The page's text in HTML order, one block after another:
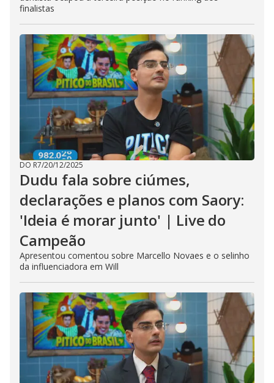
finalistas
DO R7/20/12/2025
Dudu fala sobre ciúmes,
declarações e planos com Saory:
'Ideia é morar junto' | Live do
Campeão
Apresentou comentou sobre Marcello Novaes e o selinho
da influenciadora em Will